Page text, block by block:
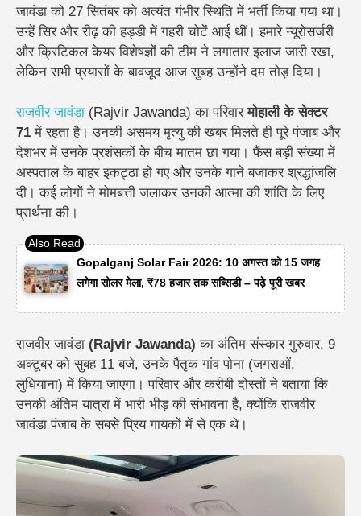
जावंडा को 27 सितंबर को अत्यंत गंभीर स्थिति में भर्ती किया गया था।
उन्हें सिर और रीढ़ की हड्डी में गहरी चोटें आई थीं। हमारे न्यूरोसर्जरी
और क्रिटिकल केयर विशेषज्ञों की टीम ने लगातार इलाज जारी रखा,
लेकिन सभी प्रयासों के बावजूद आज सुबह उन्होंने दम तोड़ दिया।
राजवीर जावंडा (Rajvir Jawanda) का परिवारमोहाली के सेक्टर
71 में रहता है। उनकी असमय मृत्यु की खबर मिलते ही पूरे पंजाब और
देशभर में उनके प्रशंसकों के बीच मातम छा गया। फैंस बड़ी संख्या में
अस्पताल के बाहर इकट्ठा हो गए और उनके गाने बजाकर श्रद्धांजलि
दी। कई लोगों ने मोमबत्ती जलाकर उनकी आत्मा की शांति के लिए
प्रार्थना की।
Gopalganj Solar Fair 2026: 10 अगस्त को 15 जगह
लगेगा सोलर मेला, ₹78 हजार तक सब्सिडी – पढ़े पूरी खबर
राजवीर जावंडा (Rajvir Jawanda) का अंतिम संस्कार गुरुवार, 9
अक्टूबर को सुबह 11 बजे, उनके पैतृक गांव पोना (जगराओं,
लुधियाना) में किया जाएगा। परिवार और करीबी दोस्तों ने बताया कि
उनकी अंतिम यात्रा में भारी भीड़ की संभावना है, क्योंकि राजवीर
जावंडा पंजाब के सबसे प्रिय गायकों में से एक थे।